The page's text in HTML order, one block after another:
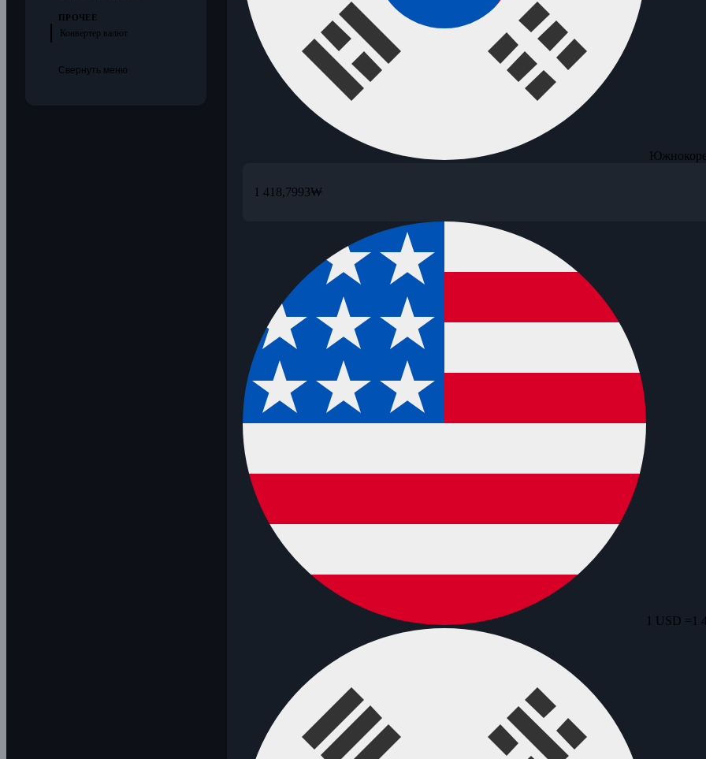
ПРОЧЕЕ
Конвертер валют
Свернуть меню
1 418,7993₩
1 USD = 1